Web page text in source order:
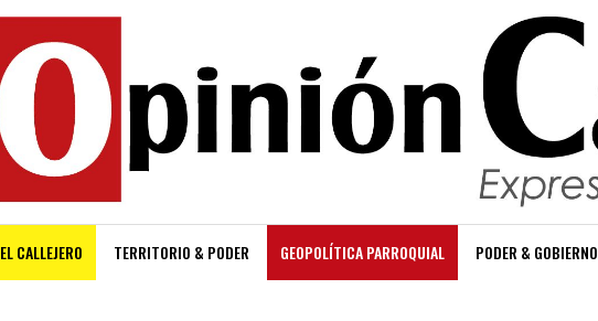
EL CALLEJERO TERRITORIO & PODER GEOPOLÍTICA PARROQUIAL PODER & GOBIERNO